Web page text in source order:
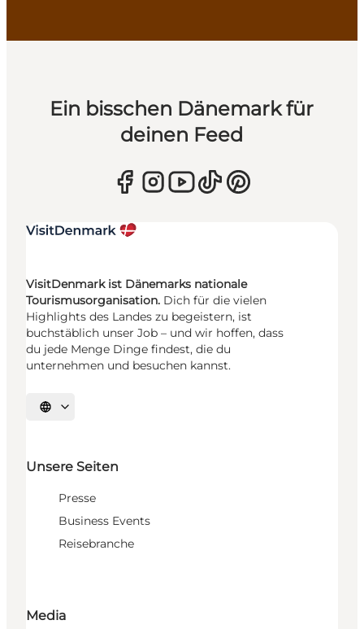
Ein bisschen Dänemark für
deinen Feed
VisitDenmark ist Dänemarks nationale
Tourismusorganisation. Dich für die vielen
Highlights des Landes zu begeistern, ist
buchstäblich unser Job – und wir hoffen, dass
du jede Menge Dinge findest, die du
unternehmen und besuchen kannst.
Sprache auswählen
Unsere Seiten
Presse
Business Events
Reisebranche
Media